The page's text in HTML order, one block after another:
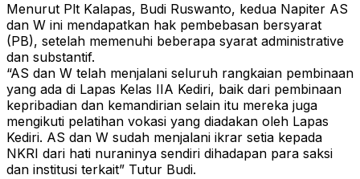
Menurut Plt Kalapas, Budi Ruswanto, kedua Napiter AS
dan W ini mendapatkan hak pembebasan bersyarat
(PB), setelah memenuhi beberapa syarat administrative
dan substantif.
“AS dan W telah menjalani seluruh rangkaian pembinaan
yang ada di Lapas Kelas IIA Kediri, baik dari pembinaan
kepribadian dan kemandirian selain itu mereka juga
mengikuti pelatihan vokasi yang diadakan oleh Lapas
Kediri. AS dan W sudah menjalani ikrar setia kepada
NKRI dari hati nuraninya sendiri dihadapan para saksi
dan institusi terkait” Tutur Budi.